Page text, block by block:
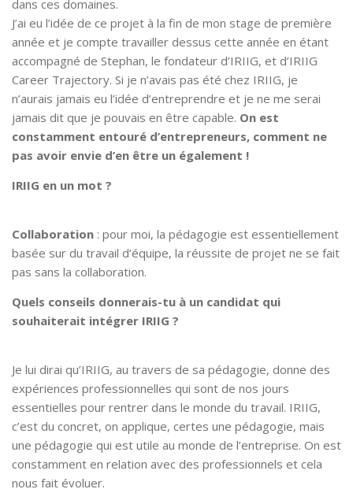
dans ces domaines.
J’ai eu l’idée de ce projet à la fin de mon stage de première
année et je compte travailler dessus cette année en étant
accompagné de Stephan, le fondateur d’IRIIG, et d’IRIIG
Career Trajectory. Si je n’avais pas été chez IRIIG, je
n’aurais jamais eu l’idée d’entreprendre et je ne me serai
jamais dit que je pouvais en être capable. On est
constamment entouré d’entrepreneurs, comment ne
pas avoir envie d’en être un également !
IRIIG en un mot ?
Collaboration : pour moi, la pédagogie est essentiellement
basée sur du travail d’équipe, la réussite de projet ne se fait
pas sans la collaboration.
Quels conseils donnerais-tu à un candidat qui
souhaiterait intégrer IRIIG ?
Je lui dirai qu’IRIIG, au travers de sa pédagogie, donne des
expériences professionnelles qui sont de nos jours
essentielles pour rentrer dans le monde du travail. IRIIG,
c’est du concret, on applique, certes une pédagogie, mais
une pédagogie qui est utile au monde de l’entreprise. On est
constamment en relation avec des professionnels et cela
nous fait évoluer.